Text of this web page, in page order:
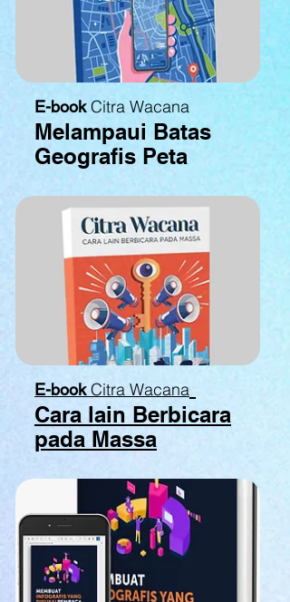
E-book Citra Wacana
Melampaui Batas
Geografis Peta
E-book Citra Wacana
Cara lain Berbicara
pada Massa